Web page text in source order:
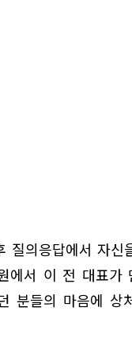
질의응답에서 자
에서 이 전 대표가
분들의 마음에